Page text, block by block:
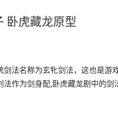
卧虎藏龙原型
法名称为玄牝剑法，这也是游
作为剑身配,卧虎藏龙剧中的剑